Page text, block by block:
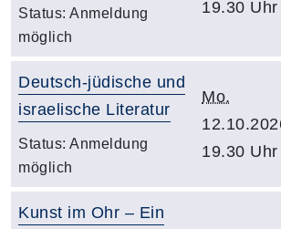
Status: Anmeldung
möglich
19.30 Uhr
Deutsch-jüdische und
israelische Literatur
Status: Anmeldung
möglich
Mo.
19.30 Uhr
Kunst im Ohr – Ein